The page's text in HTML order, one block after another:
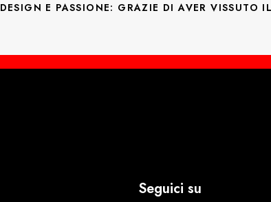
DESIGN E PASSIONE: GRAZIE DI AVER VISSUTO
Seguici su